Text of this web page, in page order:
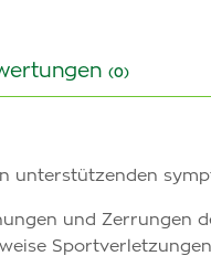
(0)
unterstützenden
und Zerrungen
Sportverletzungen